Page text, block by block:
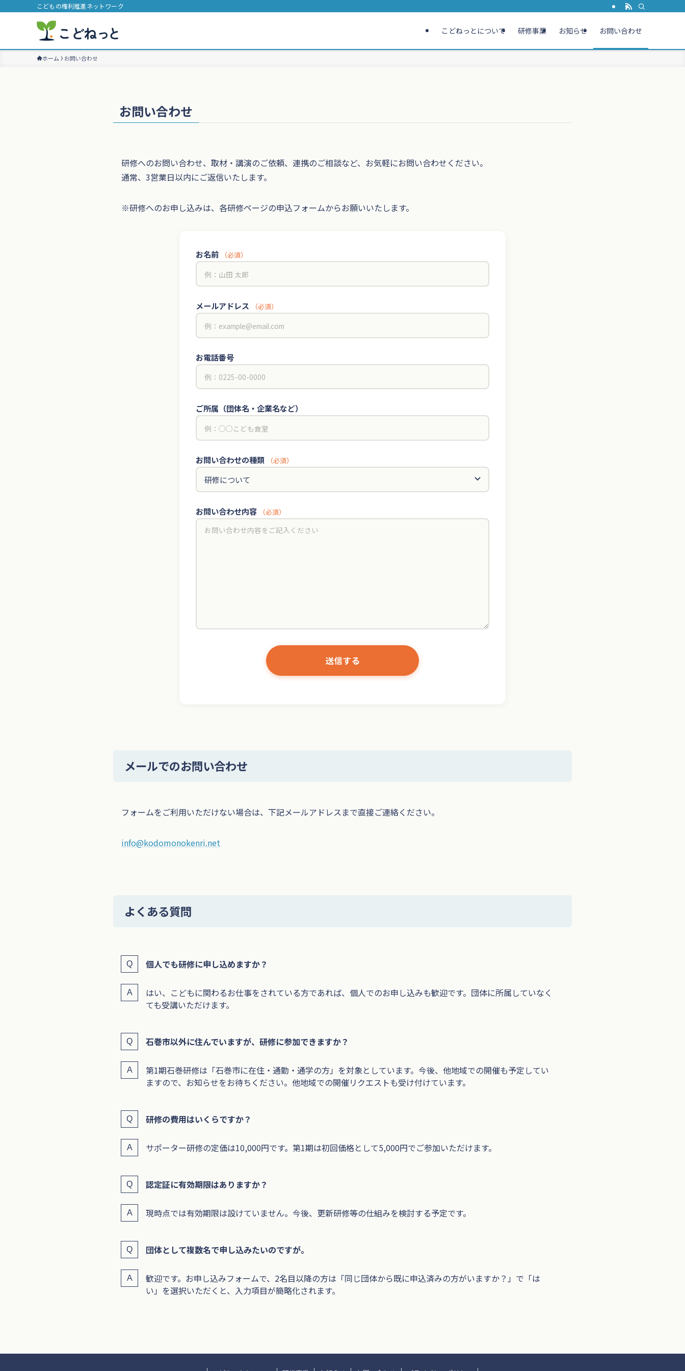
こどもの権利推進ネットワーク
こどねっとについて 研修事業 お知らせ お問い合わせ
ホーム お問い合わせ
お問い合わせ
研修へのお問い合わせ、取材・講演のご依頼、連携のご相談など、お気軽にお問い合わせください。
通常、3営業日以内にご返信いたします。
※研修へのお申し込みは、各研修ページの申込フォームからお願いいたします。
お名前 （必須）
メールアドレス （必須）
お電話番号
ご所属（団体名・企業名など）
お問い合わせの種類 （必須）
お問い合わせ内容 （必須）
メールでのお問い合わせ
フォームをご利用いただけない場合は、下記メールアドレスまで直接ご連絡ください。
info@kodomonokenri.net
よくある質問
個人でも研修に申し込めますか？
はい、こどもに関わるお仕事をされている方であれば、個人でのお申し込みも歓迎です。団体に所属していなく
ても受講いただけます。
石巻市以外に住んでいますが、研修に参加できますか？
第1期石巻研修は「石巻市に在住・通勤・通学の方」を対象としています。今後、他地域での開催も予定してい
ますので、お知らせをお待ちください。他地域での開催リクエストも受け付けています。
研修の費用はいくらですか？
サポーター研修の定価は10,000円です。第1期は初回価格として5,000円でご参加いただけます。
認定証に有効期限はありますか？
現時点では有効期限は設けていません。今後、更新研修等の仕組みを検討する予定です。
団体として複数名で申し込みたいのですが。
歓迎です。お申し込みフォームで、2名目以降の方は「同じ団体から既に申込済みの方がいますか？」で「は
い」を選択いただくと、入力項目が簡略化されます。